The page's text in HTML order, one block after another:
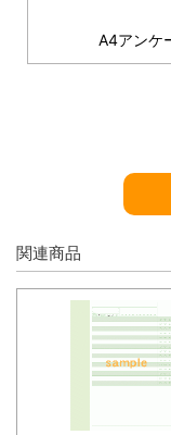
A4アンケ
関連商品